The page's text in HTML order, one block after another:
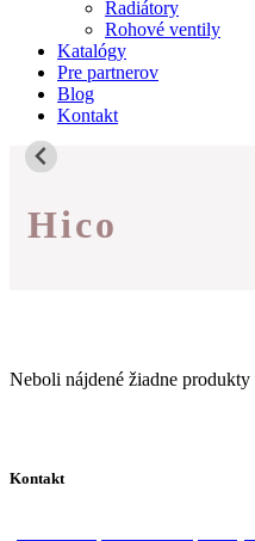
Radiátory
Rohové ventily
Katalógy
Pre partnerov
Blog
Kontakt
Hico
Neboli nájdené žiadne
Kontakt